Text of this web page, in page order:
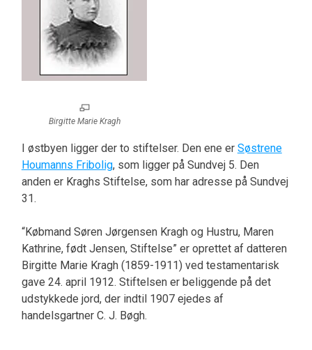
Birgitte Marie Kragh
I østbyen ligger der to stiftelser. Den ene er Søstrene
Houmanns Fribolig, som ligger på Sundvej 5. Den
anden er Kraghs Stiftelse, som har adresse på Sundvej
31.
“Købmand Søren Jørgensen Kragh og Hustru, Maren
Kathrine, født Jensen, Stiftelse” er oprettet af datteren
Birgitte Marie Kragh (1859-1911) ved testamentarisk
gave 24. april 1912. Stiftelsen er beliggende på det
udstykkede jord, der indtil 1907 ejedes af
handelsgartner C. J. Bøgh.